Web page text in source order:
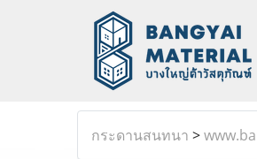
กระดานสนทนา >